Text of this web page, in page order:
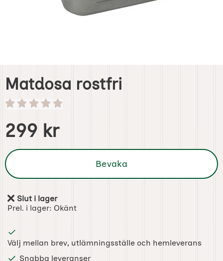
Matdosa rostfri
Handla denna produkt Matdosa rostfri
pris
299 kr
Bevaka
Tillgänglighet:
Slut i lager
Prel. i lager: Okänt
Välj mellan brev, utlämningsställe och hemleverans
Snabba leveranser